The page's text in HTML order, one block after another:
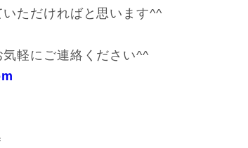
ただければと思います^^
軽にご連絡ください^^